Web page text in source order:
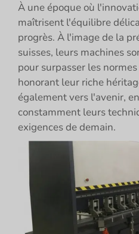
À une époque où
maîtrisent l'équilibre
progrès. À l'image de la
suisses, leurs machines
pour surpasser les
honorant leur riche
également vers l'avenir,
constamment leurs
exigences de demain.